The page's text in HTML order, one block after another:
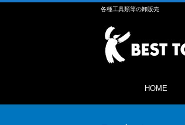
各種工具類等の卸販売
HOME